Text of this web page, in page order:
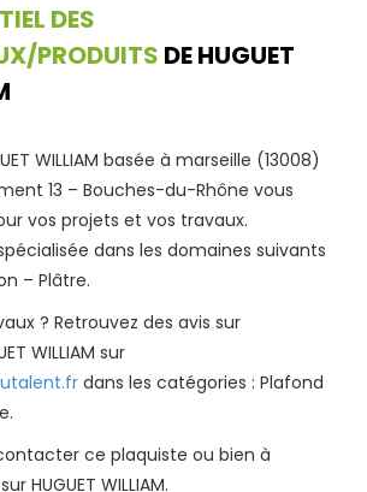
DES
PRODUITS DE HUGUET
WILLIAM basée à marseille (13008)
13 – Bouches-du-Rhône vous
vos projets et vos travaux.
dans les domaines suivants
– Plâtre.
? Retrouvez des avis sur
WILLIAM sur
dans les catégories : Plafond
ce plaquiste ou bien à
HUGUET WILLIAM.